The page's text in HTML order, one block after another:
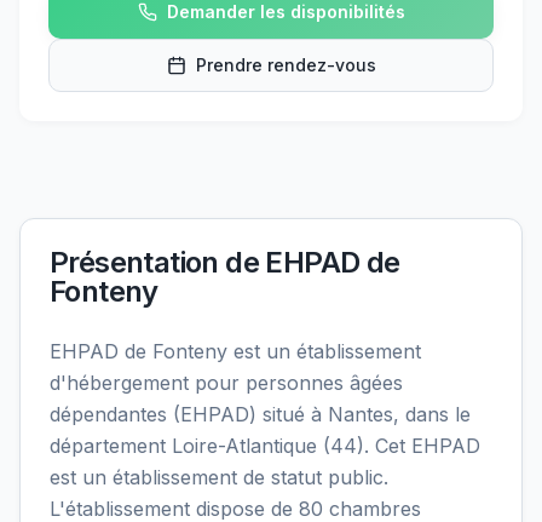
Demander les disponibilités
Prendre rendez-vous
Présentation de EHPAD de
Fonteny
EHPAD de Fonteny est un établissement
d'hébergement pour personnes âgées
dépendantes (EHPAD) situé à Nantes, dans le
département Loire-Atlantique (44). Cet EHPAD
est un établissement de statut public.
L'établissement dispose de 80 chambres